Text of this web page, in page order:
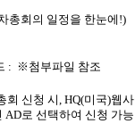
총회의 일정을 한눈에!)
: ※ 첨부파일 참조
회 신청 시, HQ(미국)웹
AD로 선택하여 신청 가